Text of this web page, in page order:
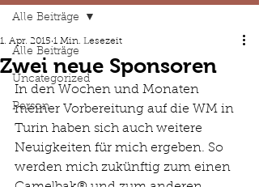
Alle Beiträge
Uncategorized
Person
Alle Beiträge
Zwei neue Sponsoren
1. Apr. 2015 1 Min. Lesezeit
In den Wochen und Monaten
meiner Vorbereitung auf die WM in
Turin haben sich auch weitere
Neuigkeiten für mich ergeben. So
werden mich zukünftig zum einen